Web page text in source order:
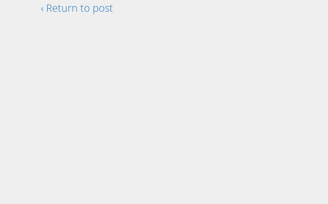
‹ Return to post